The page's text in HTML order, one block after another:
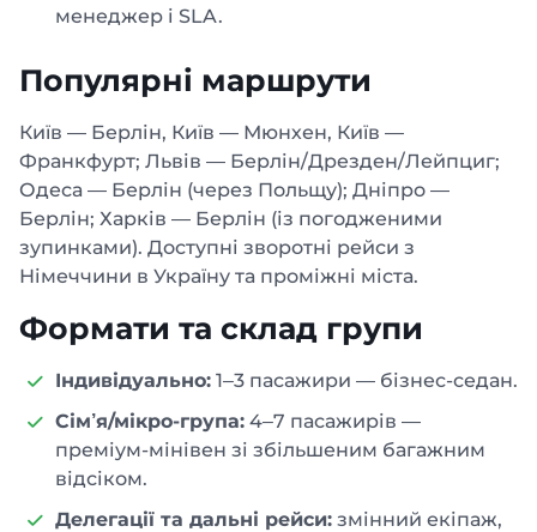
менеджер і SLA.
Популярні маршрути
Київ — Берлін, Київ — Мюнхен, Київ —
Франкфурт; Львів — Берлін/Дрезден/Лейпциг;
Одеса — Берлін (через Польщу); Дніпро —
Берлін; Харків — Берлін (із погодженими
зупинками). Доступні зворотні рейси з
Німеччини в Україну та проміжні міста.
Формати та склад групи
Індивідуально: 1–3 пасажири — бізнес-седан.
Сім’я/мікро-група: 4–7 пасажирів —
преміум-мінівен зі збільшеним багажним
відсіком.
Делегації та дальні рейси: змінний екіпаж,